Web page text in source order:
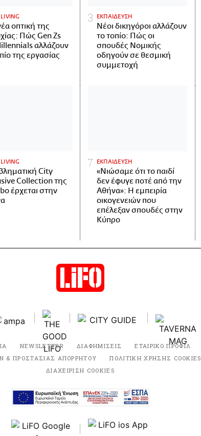
οπτική της
Πώς Gen Zs
αλλάζουν
της εργασίας
ΕΚΠΑΙΔΕΥΣΗ
Νέοι δικηγόροι αλλάζουν
το τοπίο: Πώς οι
σπουδές Νομικής
οδηγούν σε θεσμική
συμμετοχή
City
Collection της
έρχεται στην
ΕΚΠΑΙΔΕΥΣΗ
«Νιώσαμε ότι το παιδί
δεν έφυγε ποτέ από την
Αθήνα»: Η εμπειρία
οικογενειών που
επέλεξαν σπουδές στην
Κύπρο
NEWSLETTER ΔΙΑΦΗΜΙΣΕΙΣ ΕΤΑΙΡΙΚΟ ΠΡΟΦΙΛ
& ΠΡΟΣΤΑΣΙΑΣ ΑΠΟΡΡΗΤΟΥ
ΠΟΛΙΤΙΚΗ ΧΡΗΣΗΣ COOKIES
ΔΙΑΧΕΙΡΙΣΗ COOKIES